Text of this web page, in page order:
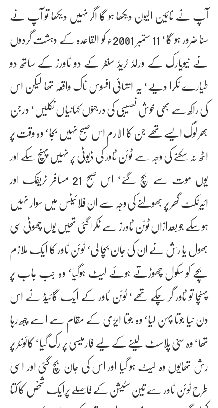
آپ نے نائین الیون دیکھا ہو گا اگر نہیں دیکھا تو آپ نے
سنا ضرور ہو گا‘ 11 ستمبر 2001ء کو القاعدہ کے دہشت گردوں
نے نیویارک کے ورلڈ ٹریڈ سنٹر کے دو ٹاورز کے ساتھ دو
طیارے ٹکرا دیے‘ یہ انتہائی افسوس ناک واقعہ تھا لیکن اس
کی راکھ سے بھی خوش نصیبی کی درجنوں کہانیاں نکلیں‘ درجن
بھر لوگ ایسے تھے جن کا الارم اس صبح نہیں بجا‘ وہ وقت پر
اٹھ نہ سکنے کی وجہ سے ٹوئن ٹاور کی ڈیوٹی پر نہیں پہنچ سکے اور
یوں موت سے بچ گئے‘ اس صبح 21 مسافر ٹریفک اور
ائیرٹکٹ گھر پر بھولنے کی وجہ سے ان فلائیٹس میں سوار نہیں
ہو سکے جو بعدازاں ٹوئن ٹاورز سے ٹکرا گئی تھیں یوں چھوٹی سی
بھول یا رش نے ان کی جان بچا لی‘ ٹوئن ٹاور کا ایک ملازم
بچے کو سکول چھوڑتے ہوئے لیٹ ہوگیا‘ وہ جب جاب پر
پہنچا تو ٹاور گر چکے تھے‘ ٹوئن ٹاور کے ایک گائیڈ نے اس
دن نیا جوتا پہن لیا‘ وہ جوتا ایڑی کے مقام سے اسے چبھ رہا
تھا‘ وہ سنی پلاسٹ لینے کے لیے فارمیسی پر رک گیا‘ کائونٹر پر
رش تھایوں وہ لیٹ ہو گیا اور اس کی جان بچ گئی اور اسی
طرح ٹوئن ٹاور سے تین سٹیشن کے فاصلے پرایک شخص کا کتا